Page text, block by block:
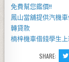
免費幫您鑑價!!
鳳山當舖提供汽機
轉貸款
楠梓機車借錢學生
SHARE: